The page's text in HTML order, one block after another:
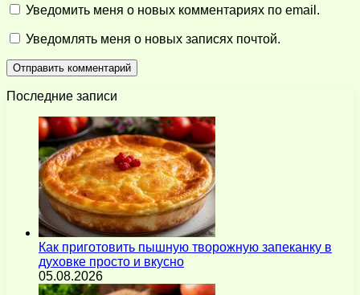
Уведомить меня о новых комментариях по email.
Уведомлять меня о новых записях почтой.
Последние записи
Как приготовить пышную творожную запеканку в
духовке просто и вкусно
05.08.2026